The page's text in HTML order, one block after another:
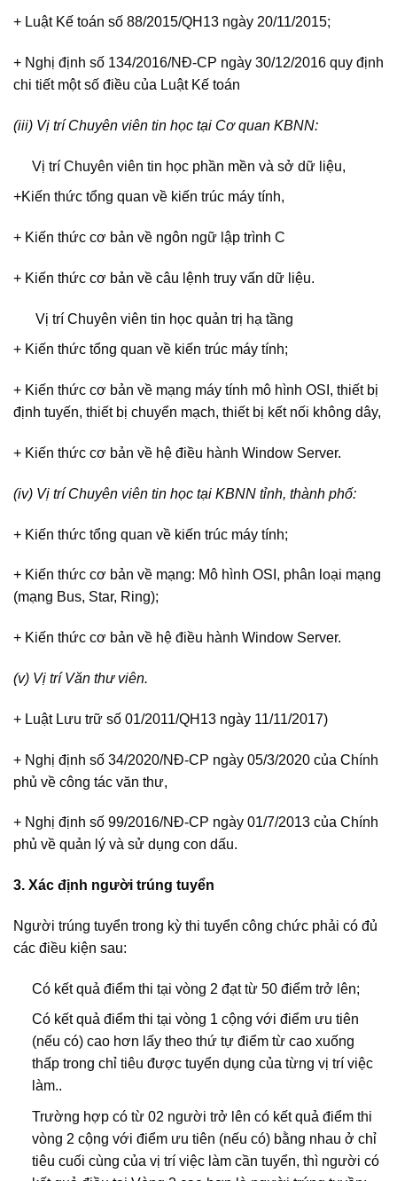
+ Luật Kế toán số 88/2015/QH13 ngày 20/11/2015;
+ Nghị định số 134/2016/NĐ-CP ngày 30/12/2016 quy định
chi tiết một số điều của Luật Kế toán
(iii) Vị trí Chuyên viên tin học tại Cơ quan KBNN:
Vị trí Chuyên viên tin học phần mền và sở dữ liệu,
+Kiến thức tổng quan về kiến trúc máy tính,
+ Kiến thức cơ bản về ngôn ngữ lập trình C
+ Kiến thức cơ bản về câu lệnh truy vấn dữ liệu.
Vị trí Chuyên viên tin học quản trị hạ tầng
+ Kiến thức tổng quan về kiến trúc máy tính;
+ Kiến thức cơ bản về mạng máy tính mô hình OSI, thiết bị
định tuyến, thiết bị chuyển mạch, thiết bị kết nối không dây,
+ Kiến thức cơ bản về hệ điều hành Window Server.
(iv) Vị trí Chuyên viên tin học tại KBNN tỉnh, thành phố:
+ Kiến thức tổng quan về kiến trúc máy tính;
+ Kiến thức cơ bản về mạng: Mô hình OSI, phân loại mạng
(mạng Bus, Star, Ring);
+ Kiến thức cơ bản về hệ điều hành Window Server.
(v) Vị trí Văn thư viên.
+ Luật Lưu trữ số 01/2011/QH13 ngày 11/11/2017)
+ Nghị định số 34/2020/NĐ-CP ngày 05/3/2020 của Chính
phủ về công tác văn thư,
+ Nghị định số 99/2016/NĐ-CP ngày 01/7/2013 của Chính
phủ về quản lý và sử dụng con dấu.
3. Xác định người trúng tuyển
Người trúng tuyển trong kỳ thi tuyển công chức phải có đủ
các điều kiện sau:
Có kết quả điểm thi tại vòng 2 đạt từ 50 điểm trở lên;
Có kết quả điểm thi tại vòng 1 cộng với điểm ưu tiên
(nếu có) cao hơn lấy theo thứ tự điểm từ cao xuống
thấp trong chỉ tiêu được tuyển dụng của từng vị trí việc
làm..
Trường hợp có từ 02 người trở lên có kết quả điểm thi
vòng 2 cộng với điểm ưu tiên (nếu có) bằng nhau ở chỉ
tiêu cuối cùng của vị trí việc làm cần tuyển, thì người có